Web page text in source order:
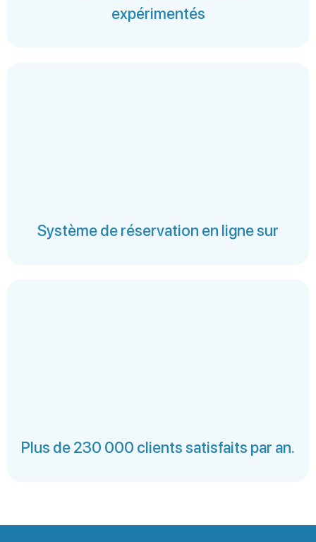
expérimentés
Système de réservation en ligne sur
Plus de 230 000 clients satisfaits par an.